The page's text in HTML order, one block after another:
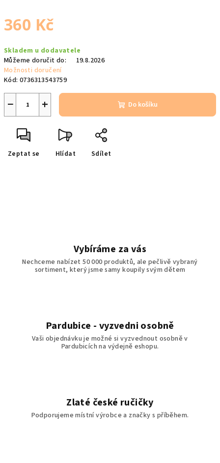
360 Kč
cena:
Skladem u dodavatele
Můžeme doručit do:
19.8.2026
Možnosti doručení
Kód: 0736313543759
+
− Do košíku
Zeptat se Hlídat Sdílet
Vybíráme za vás
Nechceme nabízet 50 000 produktů, ale pečlivě vybraný
sortiment, který jsme samy koupily svým dětem
Pardubice - vyzvedni osobně
Vaši objednávku je možné si vyzvednout osobně v
Pardubicích na výdejně eshopu.
Zlaté české ručičky
Podporujeme místní výrobce a značky s příběhem.